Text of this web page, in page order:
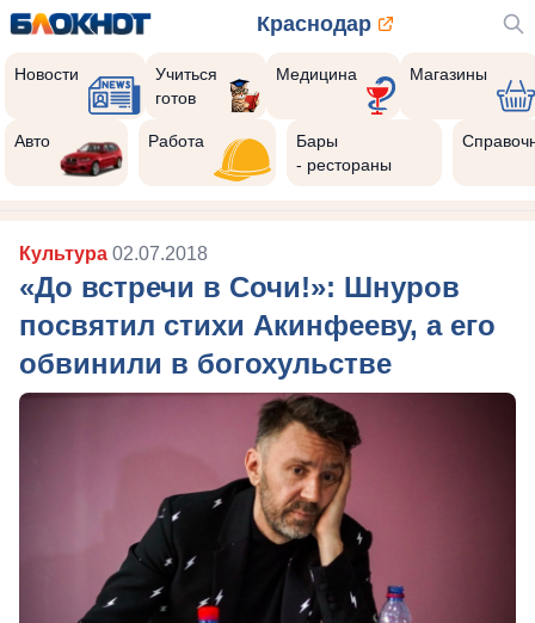
Краснодар
Новости
Учиться
готов
Медицина Магазины
Авто Работа
Бары
- рестораны
Культура 02.07.2018
«До встречи в Сочи!»: Шнуров
посвятил стихи Акинфееву, а его
обвинили в богохульстве